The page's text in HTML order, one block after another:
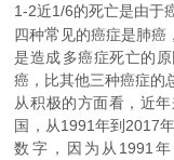
1-2近1/6的死亡是由于
四种常 见的癌症是肺癌
是造成​​多癌症死亡的
癌，比其他三种癌症的
从积极的方面看，近
国，从1991年到2017
数字，因为从1991